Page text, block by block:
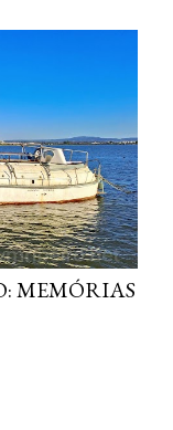
MEMÓRIAS